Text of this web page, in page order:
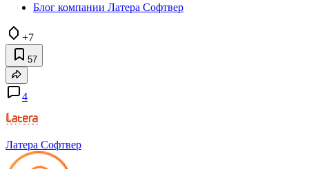
Блог компании Латера Софтвер
+7
57
4
Латера Софтвер